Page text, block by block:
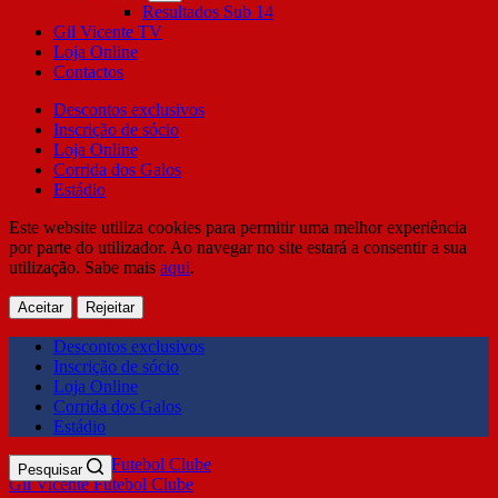
Resultados Sub 14
Gil Vicente TV
Loja Online
Contactos
Descontos exclusivos
Inscrição de sócio
Loja Online
Corrida dos Galos
Estádio
Este website utiliza cookies para permitir uma melhor experiência
por parte do utilizador. Ao navegar no site estará a consentir a sua
utilização. Sabe mais aqui.
Aceitar Rejeitar
Descontos exclusivos
Inscrição de sócio
Loja Online
Corrida dos Galos
Estádio
Gil Vicente Futebol Clube
Pesquisar